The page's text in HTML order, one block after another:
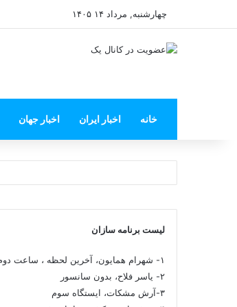
چهارشنبه, مرداد ۱۴ ۱۴۰۵
خانه اخبار ایران اخبار جهان
لیست برنامه سازان
۱- شهرام همایون، آخرین لحظه ، ساعت دوم ، شبانه
۲- یاسر فلاح، بدون سانسور
۳-آرش مشکات، ایستگاه سوم